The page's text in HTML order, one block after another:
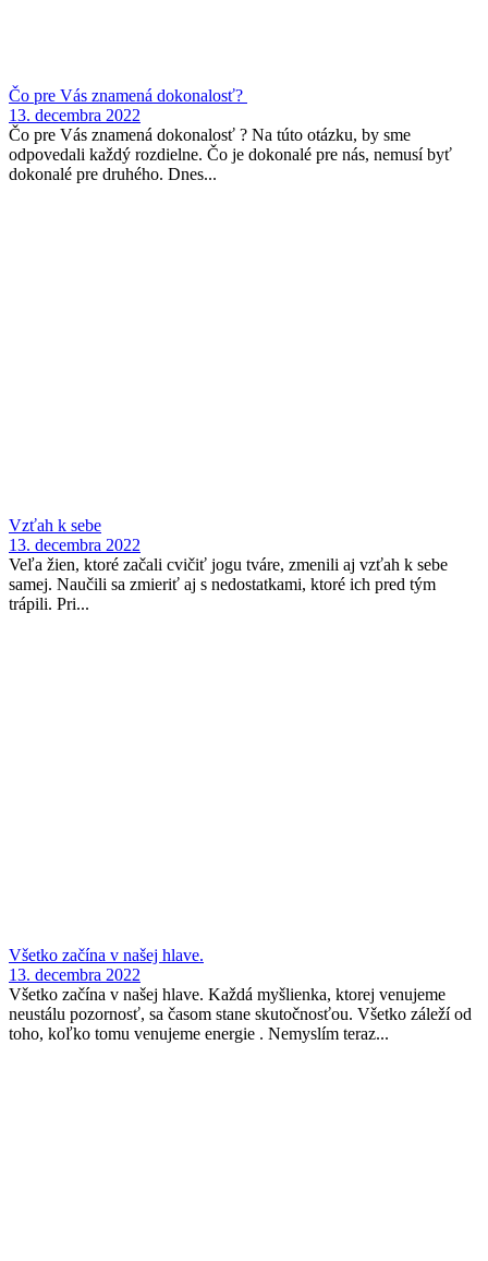
Čo pre Vás znamená dokonalosť?
13. decembra 2022
Čo pre Vás znamená dokonalosť ? Na túto otázku, by sme
odpovedali každý rozdielne. Čo je dokonalé pre nás, nemusí byť
dokonalé pre druhého. Dnes...
Vzťah k sebe
13. decembra 2022
Veľa žien, ktoré začali cvičiť jogu tváre, zmenili aj vzťah k sebe
samej. Naučili sa zmieriť aj s nedostatkami, ktoré ich pred tým
trápili. Pri...
Všetko začína v našej hlave.
13. decembra 2022
Všetko začína v našej hlave. Každá myšlienka, ktorej venujeme
neustálu pozornosť, sa časom stane skutočnosťou. Všetko záleží od
toho, koľko tomu venujeme energie . Nemyslím teraz...